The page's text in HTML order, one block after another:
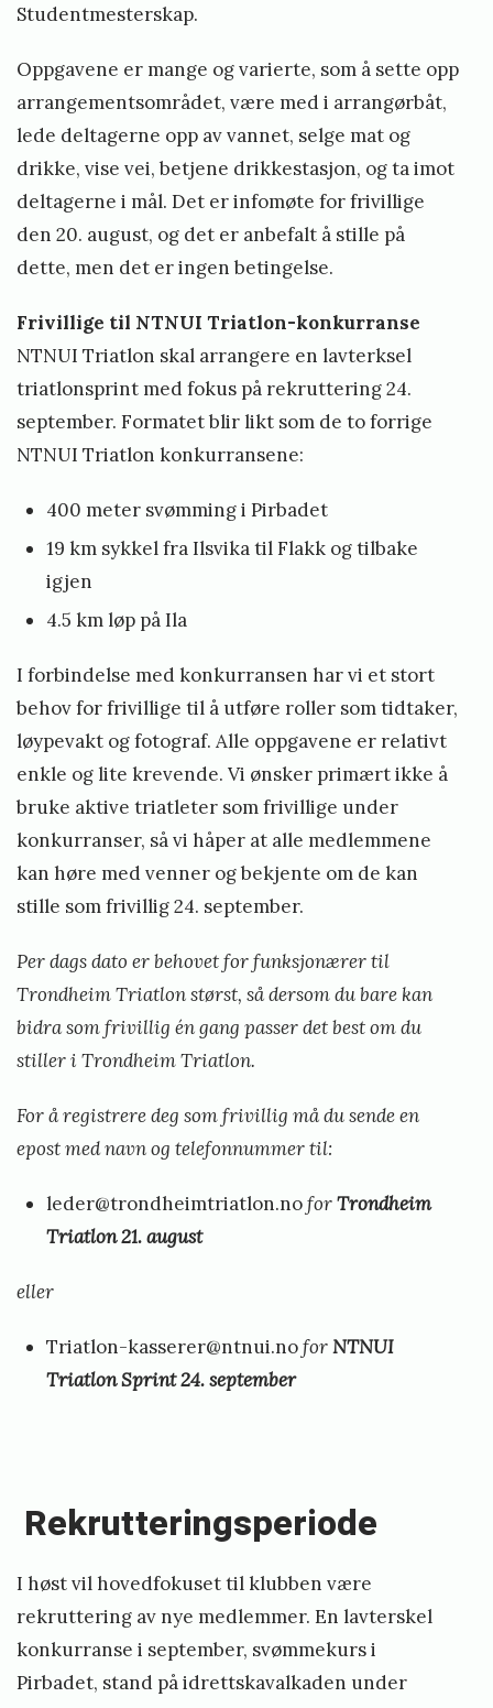
Studentmesterskap.
Oppgavene er mange og varierte, som å sette opp
arrangementsområdet, være med i arrangørbåt,
lede deltagerne opp av vannet, selge mat og
drikke, vise vei, betjene drikkestasjon, og ta imot
deltagerne i mål. Det er infomøte for frivillige
den 20. august, og det er anbefalt å stille på
dette, men det er ingen betingelse.
Frivillige til NTNUI Triatlon-konkurranse
NTNUI Triatlon skal arrangere en lavterksel
triatlonsprint med fokus på rekruttering 24.
september. Formatet blir likt som de to forrige
NTNUI Triatlon konkurransene:
400 meter svømming i Pirbadet
19 km sykkel fra Ilsvika til Flakk og tilbake
igjen
4.5 km løp på Ila
I forbindelse med konkurransen har vi et stort
behov for frivillige til å utføre roller som tidtaker,
løypevakt og fotograf. Alle oppgavene er relativt
enkle og lite krevende. Vi ønsker primært ikke å
bruke aktive triatleter som frivillige under
konkurranser, så vi håper at alle medlemmene
kan høre med venner og bekjente om de kan
stille som frivillig 24. september.
Per dags dato er behovet for funksjonærer til
Trondheim Triatlon størst, så dersom du bare kan
bidra som frivillig én gang passer det best om du
stiller i Trondheim Triatlon.
For å registrere deg som frivillig må du sende en
epost med navn og telefonnummer til:
leder@trondheimtriatlon.noforTrondheim
Triatlon 21. august
eller
Triatlon-kasserer@ntnui.noforNTNUI
Triatlon Sprint 24. september
Rekrutteringsperiode
I høst vil hovedfokuset til klubben være
rekruttering av nye medlemmer. En lavterskel
konkurranse i september, svømmekurs i
Pirbadet, stand på idrettskavalkaden under